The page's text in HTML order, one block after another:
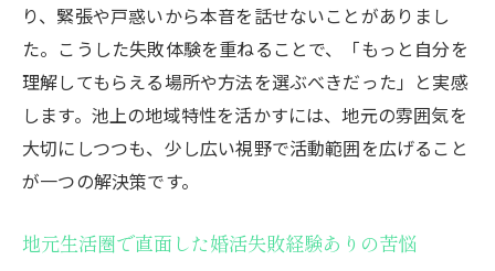
実際に婚活でつまずいた瞬間を振り返る
婚活失敗経験ありが体験した瞬間ごとのつ
まずき
池上で婚活失敗経験ありが遭遇した壁の実
例
の瞬間
り、緊張や戸惑いから本音を話せないことがありまし
た。こうした失敗体験を重ねることで、「もっと自分を
理解してもらえる場所や方法を選ぶべきだった」と実感
します。池上の地域特性を活かすには、地元の雰囲気を
大切にしつつも、少し広い視野で活動範囲を広げること
が一つの解決策です。
地元生活圏で直面した婚活失敗経験ありの苦悩